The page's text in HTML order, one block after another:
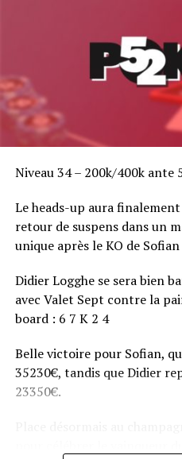
Fusion : Sajoo devient Bwin
Partouche Poker Deepstack
Niveau 34 – 200k/400k ante
Le heads-up aura
retour de suspens dans un
unique après le KO de
Didier Logghe se sera bien
avec Valet Sept contre la
board : 6 7 K 2 4
Belle victoire pour Sofian,
35230€, tandis que Didier
23350€.